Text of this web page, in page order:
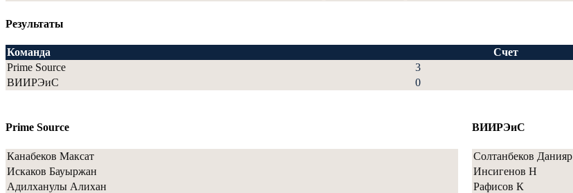
Результаты
Команда Счет
Prime Source
3
ВИИРЭиС
0
Prime Source
Канабеков Максат
Искаков Бауыржан
Адилханулы Алихан
ВИИРЭиС
Солтанбеков Данияр
Инсигенов Н
Рафисов К